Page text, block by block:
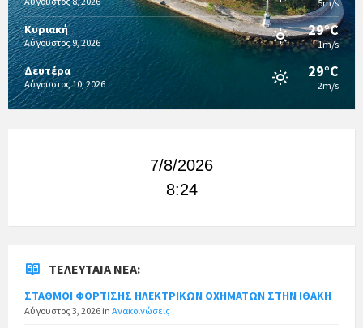
5m/s
Κυριακή
Αύγουστος 9, 2026
29°C
1m/s
Δευτέρα
Αύγουστος 10, 2026
29°C
2m/s
7/8/2026
8:24
ΤΕΛΕΥΤΑΊΑ ΝΈΑ:
ΣΤΑΘΜΟΙ ΦΟΡΤΙΣΗΣ ΗΛΕΚΤΡΙΚΩΝ ΟΧΗΜΑΤΩΝ ΣΤΗΝ ΙΘΑΚΗ
Αύγουστος 3, 2026 in Ανακοινώσεις